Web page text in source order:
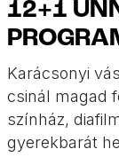
12+1
Karácsonyi
csinál magad
színház,
gyerekbarát